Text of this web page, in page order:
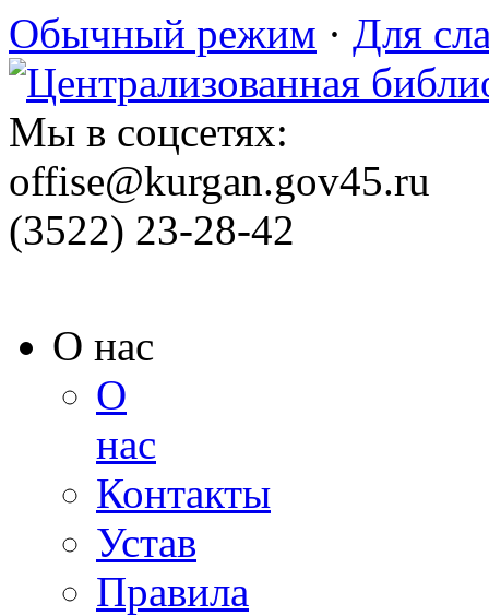
Обычный режим · Для
Мы в соцсетях:
offise@kurgan.gov45.ru
(3522) 23-28-42
О нас
О
нас
Контакты
Устав
Правила